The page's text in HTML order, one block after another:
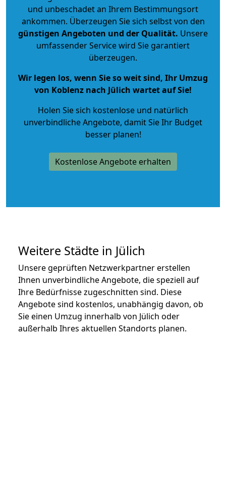
und unbeschadet an Ihrem Bestimmungsort
ankommen. Überzeugen Sie sich selbst von den
günstigen Angeboten und der Qualität. Unsere
umfassender Service wird Sie garantiert
überzeugen.
Wir legen los, wenn Sie so weit sind, Ihr Umzug
von Koblenz nach Jülich wartet auf Sie!
Holen Sie sich kostenlose und natürlich
unverbindliche Angebote, damit Sie Ihr Budget
besser planen!
Kostenlose Angebote erhalten
Weitere Städte in Jülich
Unsere geprüften Netzwerkpartner erstellen
Ihnen unverbindliche Angebote, die speziell auf
Ihre Bedürfnisse zugeschnitten sind. Diese
Angebote sind kostenlos, unabhängig davon, ob
Sie einen Umzug innerhalb von Jülich oder
außerhalb Ihres aktuellen Standorts planen.